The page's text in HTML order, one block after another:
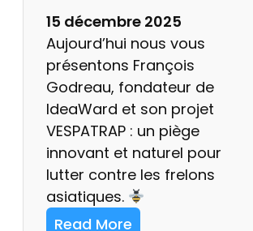
15 décembre 2025
Aujourd’hui nous vous
présentons François
Godreau, fondateur de
IdeaWard et son projet
VESPATRAP : un piège
innovant et naturel pour
lutter contre les frelons
asiatiques.
Read More